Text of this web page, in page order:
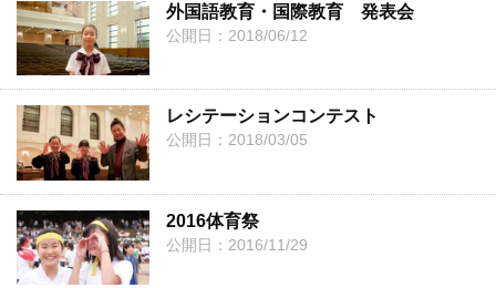
外国語教育・国際教育 発表会
公開日：2018/06/12
レシテーションコンテスト
公開日：2018/03/05
2016体育祭
公開日：2016/11/29